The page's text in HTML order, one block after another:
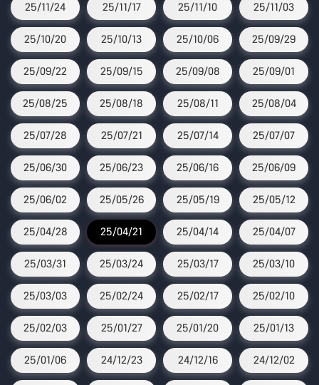
25/11/24 25/11/17 25/11/10 25/11/03
25/10/20 25/10/13 25/10/06 25/09/29
25/09/22 25/09/15 25/09/08 25/09/01
25/08/25 25/08/18 25/08/11 25/08/04
25/07/28 25/07/21 25/07/14 25/07/07
25/06/30 25/06/23 25/06/16 25/06/09
25/06/02 25/05/26 25/05/19 25/05/12
25/04/28 25/04/21 25/04/14 25/04/07
25/03/31 25/03/24 25/03/17 25/03/10
25/03/03 25/02/24 25/02/17 25/02/10
25/02/03 25/01/27 25/01/20 25/01/13
25/01/06 24/12/23 24/12/16 24/12/02